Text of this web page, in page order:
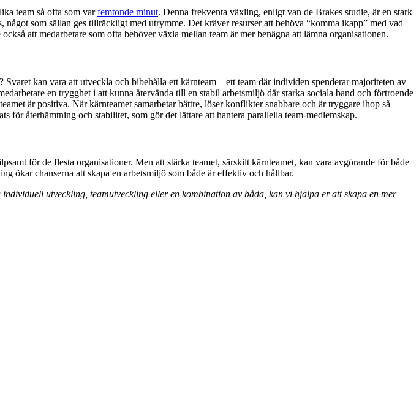
team så ofta som varfemtonde minut. Denna frekventa växling, enligt van de Brakes studie, är en stark
som sällan ges tillräckligt med utrymme. Det kräver resurser att behöva “komma ikapp” med vad
att medarbetare som ofta behöver växla mellan team är mer benägna att lämna organisationen.
kan vara att utveckla och bibehålla ett kärnteam – ett team där individen spenderar majoriteten av
en trygghet i att kunna återvända till en stabil arbetsmiljö där starka sociala band och förtroende
är positiva. När kärnteamet samarbetar bättre, löser konflikter snabbare och är tryggare ihop så
för återhämtning och stabilitet, som gör det lättare att hantera parallella team-medlemskap.
för de flesta organisationer. Men att stärka teamet, särskilt kärnteamet, kan vara avgörande för både
ökar chanserna att skapa en arbetsmiljö som både är effektiv och hållbar.
utveckling, teamutveckling eller en kombination av båda, kan vi hjälpa er att skapa en mer